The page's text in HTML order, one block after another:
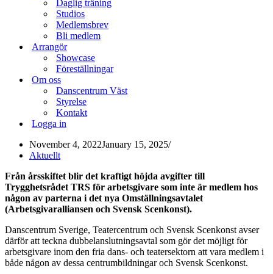
Daglig träning
Studios
Medlemsbrev
Bli medlem
Arrangör
Showcase
Föreställningar
Om oss
Danscentrum Väst
Styrelse
Kontakt
Logga in
November 4, 2022January 15, 2025
Aktuellt
Från årsskiftet blir det kraftigt höjda avgifter till
Trygghetsrådet TRS för arbetsgivare som inte är medlem hos
någon av parterna i det nya Omställningsavtalet
(Arbetsgivaralliansen och Svensk Scenkonst).
Danscentrum Sverige, Teatercentrum och Svensk Scenkonst avser
därför att teckna dubbelanslutningsavtal som gör det möjligt för
arbetsgivare inom den fria dans- och teatersektorn att vara medlem i
både någon av dessa centrumbildningar och Svensk Scenkonst.